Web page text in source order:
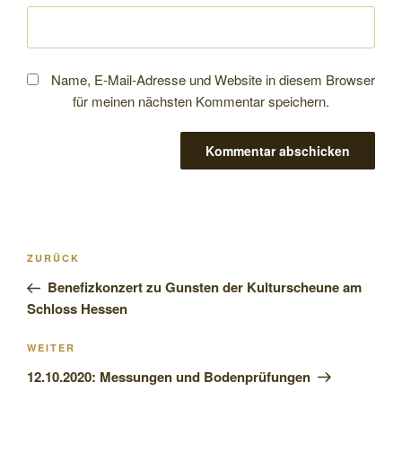
Name, E-Mail-Adresse und Website in diesem Browser
für meinen nächsten Kommentar speichern.
Beitragsnavigation
Vorheriger
Beitrag
ZURÜCK
Benefizkonzert zu Gunsten der Kulturscheune am
Schloss Hessen
Nächster
Beitrag
WEITER
12.10.2020: Messungen und Bodenprüfungen